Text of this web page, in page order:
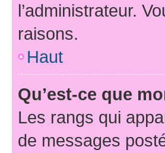
l’administrateur.
raisons.
Haut
Qu’est-ce que
Les rangs qui
de messages